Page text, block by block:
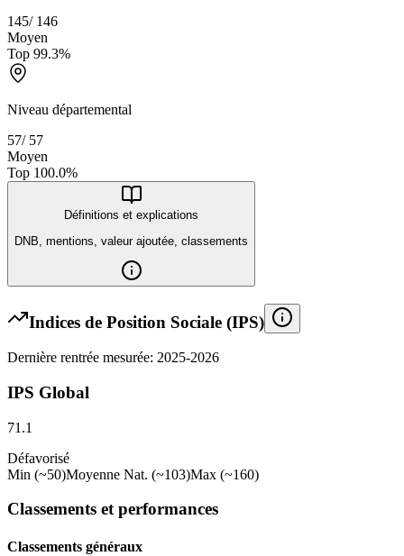
145/ 146
Moyen
Top 99.3%
Niveau départemental
57/ 57
Moyen
Top 100.0%
Définitions et explications
DNB, mentions, valeur ajoutée, classements
Indices de Position Sociale (IPS)
Dernière rentrée mesurée: 2025-2026
IPS Global
71.1
Défavorisé
Min (~50)Moyenne Nat. (~103)Max (~160)
Classements et performances
Classements généraux